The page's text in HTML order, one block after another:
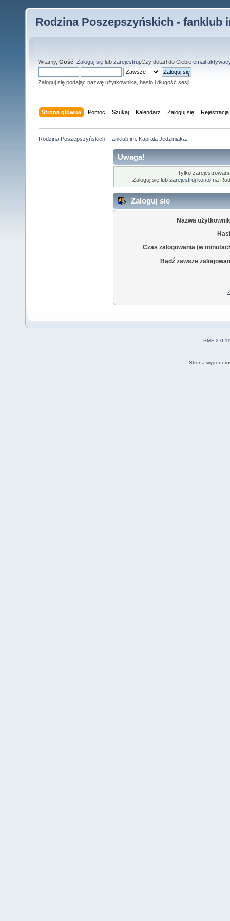
Rodzina Poszepszyńskich - fanklub
Witamy, Gość Zaloguj się lub zarejestruj .Czy dotarł do Ciebie email
Zaloguj się podając nazwę użytkownika, hasło i długość sesji
Strona główna Pomoc Szukaj Kalendarz Zaloguj się Rejestracja
Rodzina Poszepszyńskich - fanklub im. Kaprala Jedziniaka.
Uwaga!
Tylko
Zaloguj się lub zarejestruj konto na
Zaloguj się
Nazwa
Czas zalogowania (w
Bądź zawsze
SMF
Strona